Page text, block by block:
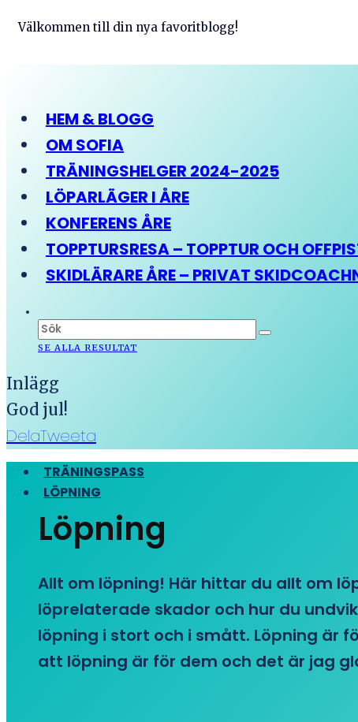
Välkommen till din nya favoritblogg!
HEM & BLOGG
OM SOFIA
TRÄNINGSHELGER 2024-2025
LÖPARLÄGER I ÅRE
KONFERENS ÅRE
TOPPTURSRESA – TOPPTUR OCH
SKIDLÄRARE ÅRE – PRIVAT
SE ALLA RESULTAT
Inlägg
God jul!
DelaTweeta
TRÄNINGSPASS
LÖPNING
Löpning
Allt om löpning! Här hittar du allt om
löprelaterade skador och hur du
löpning i stort och i smått. Löpning är
att löpning är för dem och det är jag